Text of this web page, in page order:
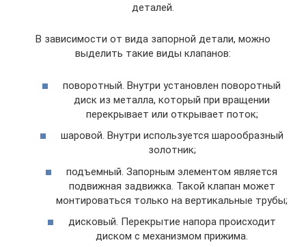
деталей.
В зависимости от вида запорной детали, можно
выделить такие виды клапанов:
поворотный. Внутри установлен поворотный
диск из металла, который при вращении
перекрывает или открывает поток;
шаровой. Внутри используется шарообразный
золотник;
подъемный. Запорным элементом является
подвижная задвижка. Такой клапан может
монтироваться только на вертикальные трубы;
дисковый. Перекрытие напора происходит
диском с механизмом прижима.